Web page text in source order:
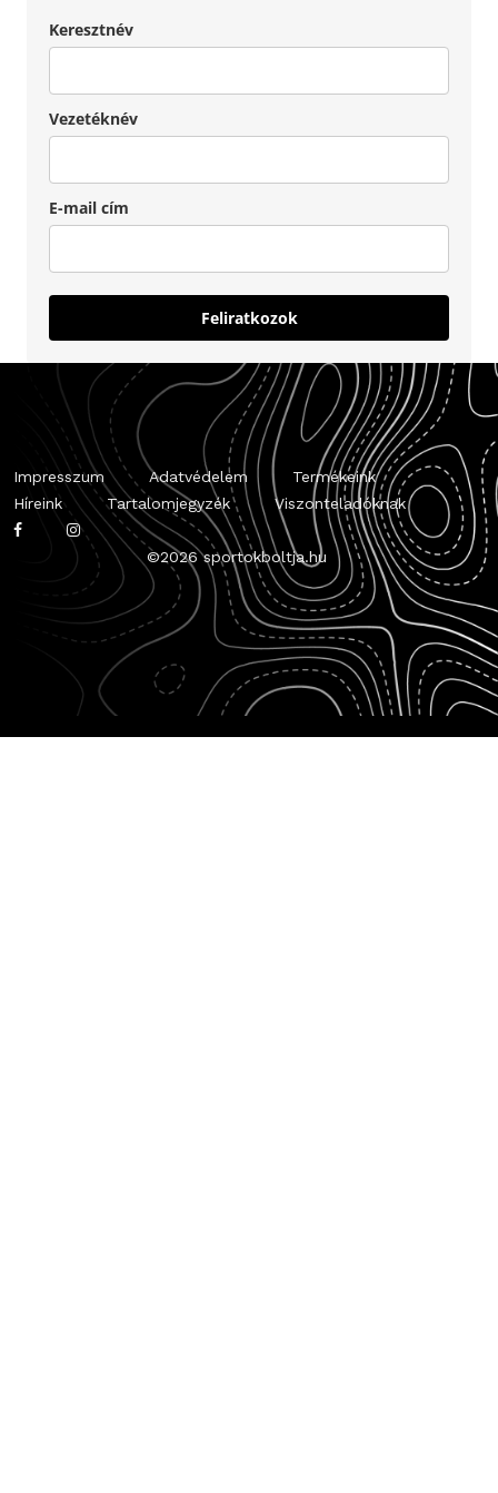
Keresztnév
Vezetéknév
E-mail cím
Feliratkozok
Impresszum Adatvédelem
Termékeink
Híreink
Tartalomjegyzék Viszonteladóknak
©2026 sportokboltja.hu